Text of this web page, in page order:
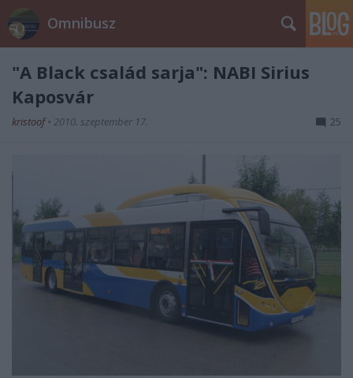
Omnibusz
"A Black család sarja": NABI Sirius
Kaposvár
kristoof• 2010. szeptember 17. 25